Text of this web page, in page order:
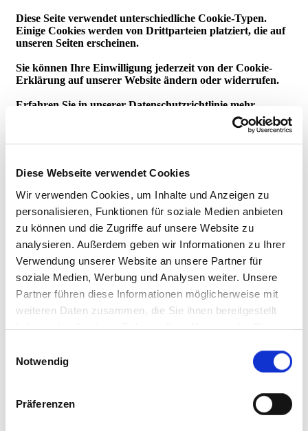
Diese Webseite verwendet Cookies
Wir verwenden Cookies, um Inhalte und Anzeigen zu
personalisieren, Funktionen für soziale Medien anbieten
zu können und die Zugriffe auf unsere Website zu
analysieren. Außerdem geben wir Informationen zu Ihrer
Verwendung unserer Website an unsere Partner für
soziale Medien, Werbung und Analysen weiter. Unsere
Partner führen diese Informationen möglicherweise mit
weiteren Daten zusammen, die Sie ihnen bereitgestellt
haben oder die sie im Rahmen Ihrer Nutzung der Dienste
Notwendig
Präferenzen
Diese Seite verwendet unterschiedliche Cookie-Typen.
Einige Cookies werden von Drittparteien platziert, die auf
unseren Seiten erscheinen.
Sie können Ihre Einwilligung jederzeit von der Cookie-
Erklärung auf unserer Website ändern oder widerrufen.
Erfahren Sie in unserer Datenschutzrichtlinie mehr
darüber, wer wir sind, wie Sie uns kontaktieren können
und wie wir personenbezogene Daten verarbeiten.
wenn Sie uns bezüglich Ihrer Einwilligung kontaktieren.
Ihre Einwilligung trifft auf die folgenden Domains zu:
minnaundwilli.de
Ihr aktueller Zustand: Ablehnen.
Einwilligung ändern
Die Cookie-Erklärung wurde das letzte Mal am 20/07/2026
vonCookiebotaktualisiert:
Notwendig (2)
Seitennavigation und Zugriff auf sichere Bereiche der
Webseite ermöglichen. Die Webseite kann ohne diese
Maximale